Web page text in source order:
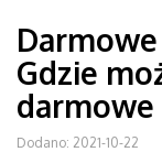
Gdzie
darmowe
Dodano: 2021-10-22